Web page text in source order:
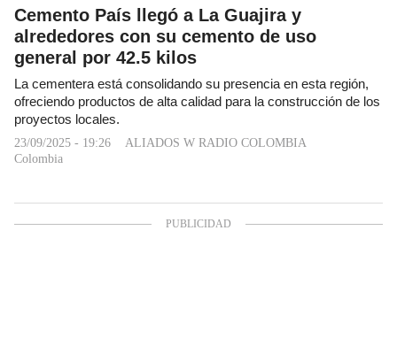
Cemento País llegó a La Guajira y
alrededores con su cemento de uso
general por 42.5 kilos
La cementera está consolidando su presencia en esta región,
ofreciendo productos de alta calidad para la construcción de los
proyectos locales.
23/09/2025 - 19:26
ALIADOS W RADIO COLOMBIA
Colombia